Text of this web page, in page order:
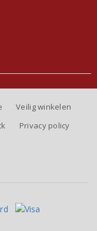
Veilig winkelen
Privacy policy